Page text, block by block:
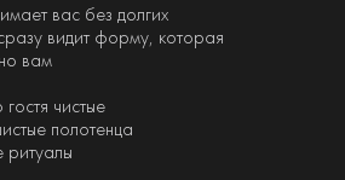
вас без долгих
видит форму, которая
вам
чистые
полотенца
ритуалы